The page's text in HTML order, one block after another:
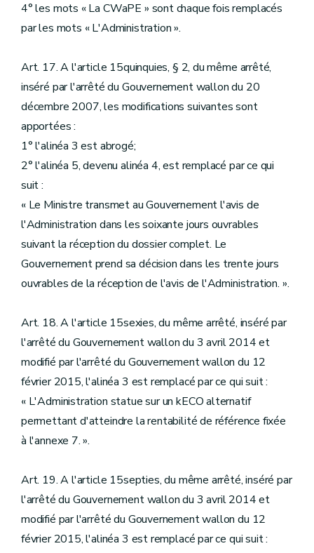
4° les mots « La CWaPE » sont chaque fois remplacés
par les mots « L'Administration ».
Art. 17. A l'article 15quinquies, § 2, du même arrêté,
inséré par l'arrêté du Gouvernement wallon du 20
décembre 2007, les modifications suivantes sont
apportées :
1° l'alinéa 3 est abrogé;
2° l'alinéa 5, devenu alinéa 4, est remplacé par ce qui
suit :
« Le Ministre transmet au Gouvernement l'avis de
l'Administration dans les soixante jours ouvrables
suivant la réception du dossier complet. Le
Gouvernement prend sa décision dans les trente jours
ouvrables de la réception de l'avis de l'Administration. ».
Art. 18. A l'article 15sexies, du même arrêté, inséré par
l'arrêté du Gouvernement wallon du 3 avril 2014 et
modifié par l'arrêté du Gouvernement wallon du 12
février 2015, l'alinéa 3 est remplacé par ce qui suit :
« L'Administration statue sur un kECO alternatif
permettant d'atteindre la rentabilité de référence fixée
à l'annexe 7. ».
Art. 19. A l'article 15septies, du même arrêté, inséré par
l'arrêté du Gouvernement wallon du 3 avril 2014 et
modifié par l'arrêté du Gouvernement wallon du 12
février 2015, l'alinéa 3 est remplacé par ce qui suit :